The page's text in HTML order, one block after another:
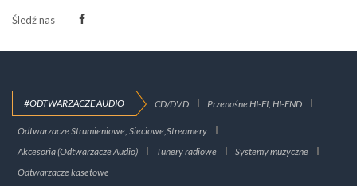
Śledź nas
#ODTWARZACZE AUDIO CD/DVD Przenośne HI-FI, HI-END
Odtwarzacze Strumieniowe, Sieciowe,Streamery
Akcesoria (Odtwarzacze Audio)
Tunery radiowe
Systemy muzyczne
Odtwarzacze kasetowe